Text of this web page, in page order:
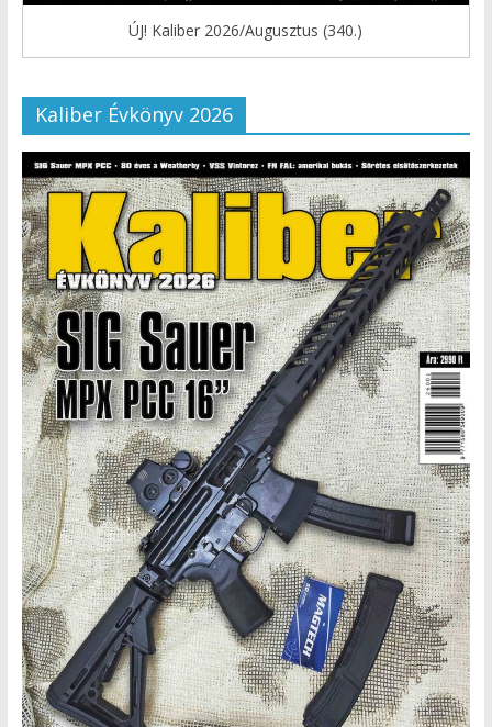
ÚJ! Kaliber 2026/Augusztus (340.)
Kaliber Évkönyv 2026